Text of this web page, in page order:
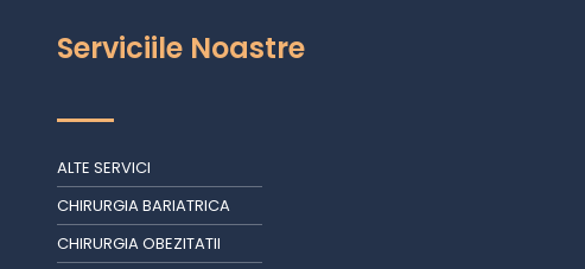
Serviciile Noastre
ALTE SERVICI
CHIRURGIA BARIATRICA
CHIRURGIA OBEZITATII